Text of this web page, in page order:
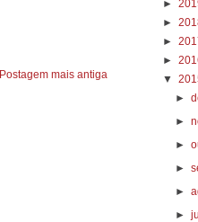
Postagem mais antiga
►
►
►
►
▼
►
►
►
►
►
►